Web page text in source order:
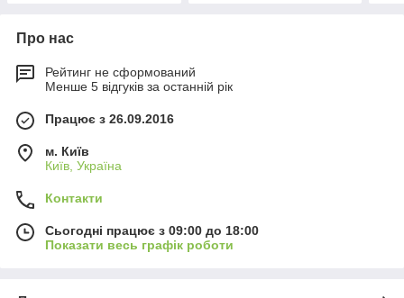
Про нас
Рейтинг не сформований
Менше 5 відгуків за останній рік
Працює з 26.09.2016
м. Київ
Київ, Україна
Контакти
Сьогодні працює з 09:00 до 18:00
Показати весь графік роботи